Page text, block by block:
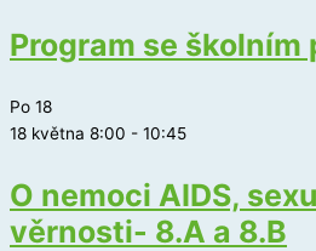
Program se školním
Po 18
18 května 8:00 - 10:45
O nemoci AIDS,
věrnosti- 8.A a 8.B